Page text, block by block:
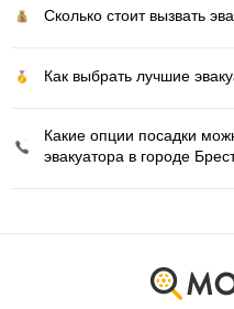
Сколько стоит вызвать
Как выбрать лучшие
Какие опции посадки
эвакуатора в городе